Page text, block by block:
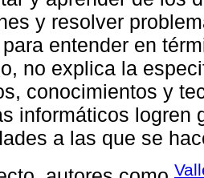
y resolver
entender en
no explica la
conocimientos y
informáticos logren
a las que se